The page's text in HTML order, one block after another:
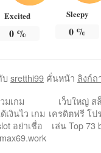
Excited
0%
Sleepy
0 %
บ sretthi99 คั่นหน้า ลิงก์ถ
มเกม
งินไว เกม
อย่าเชื่อ
เว็บใหญ่ ส
เครดิตฟรี โป
เล่น Top 73